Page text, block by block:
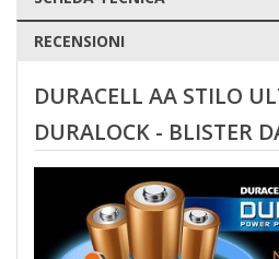
RECENSIONI
DURACELL AA STILO
DURALOCK - BLISTER